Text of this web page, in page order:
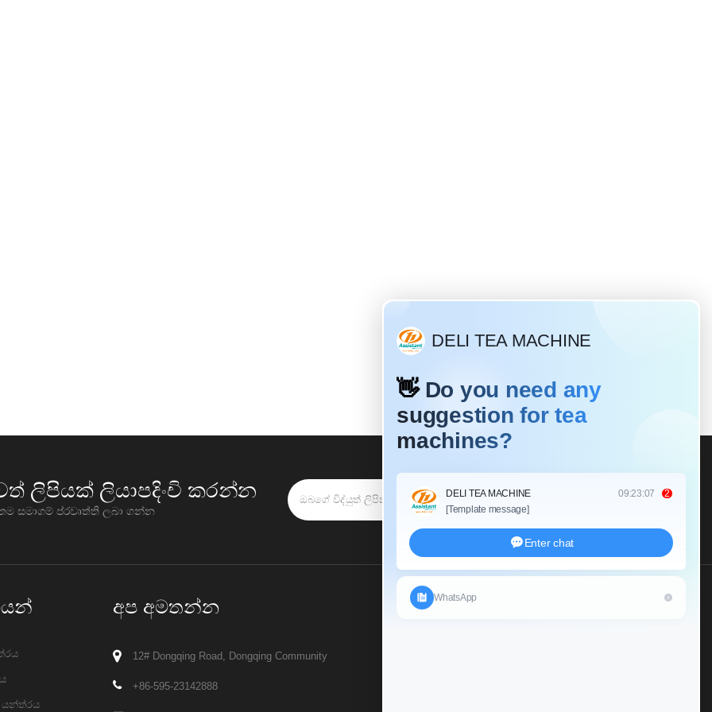
ලිපියක් ලියාපදිංචි කරන්න
සමාගම් ප්රවෘත්ති ලබා ගන්න
දායක වෙන්න
අප අමතන්න
12# Dongqing Road, Dongqing Community
+86-595-23142888
අපෙන් විමසීමක් කරන්න